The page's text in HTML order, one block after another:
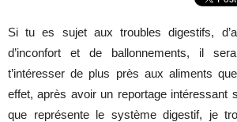
Si tu es sujet aux troubles digestifs,
d’inconfort et de ballonnements, il
t’intéresser de plus près aux aliments
effet, après avoir un reportage intéressant
que représente le système digestif, je